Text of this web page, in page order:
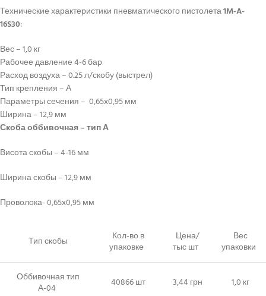
Технические характеристики пневматического пистолета1M-A-
16S30:
Вес – 1,0 кг
Рабочее давление 4-6 бар
Расход воздуха – 0.25 л/скобу (выстрел)
Тип крепления – А
Параметры сечения – 0,65х0,95 мм
Ширина – 12,9 мм
Скоба оббивочная – тип А
Висота скобы – 4-16 мм
Ширина скобы – 12,9 мм
Проволока- 0,65х0,95 мм
Тип скобы
Кол-во в
упаковке
Цена/
тыс шт
Вес
упаковки
Оббивочная тип
А-04
40866 шт 3,44 грн 1,0 кг